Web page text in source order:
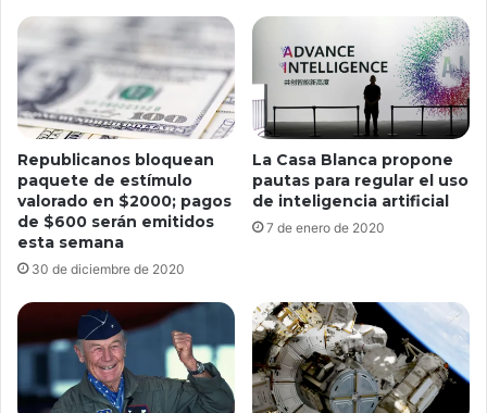
Republicanos bloquean
paquete de estímulo
valorado en $2000; pagos
de $600 serán emitidos
esta semana
30 de diciembre de 2020
La Casa Blanca propone
pautas para regular el uso
de inteligencia artificial
7 de enero de 2020